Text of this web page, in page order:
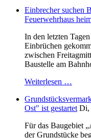
Einbrecher suchen
Feuerwehrhaus
In den letzten
Einbrüchen
zwischen
Baustelle am
Weiterlesen …
Ost" ist gestartet Di,
Für das Baugebiet
der Grundstücke